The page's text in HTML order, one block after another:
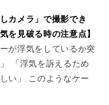
カメラ」で撮影でき
を見破る時の注意点】
ーが浮気をしているか突
「浮気を訴えるため
い」 このようなケー